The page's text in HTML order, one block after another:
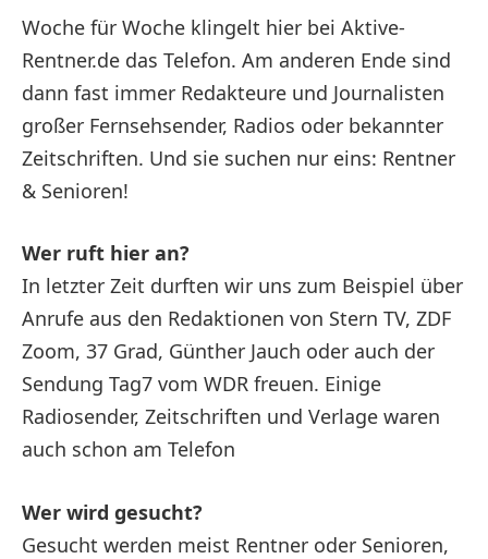
Woche für Woche klingelt hier bei Aktive-
Rentner.de das Telefon. Am anderen Ende sind
dann fast immer Redakteure und Journalisten
großer Fernsehsender, Radios oder bekannter
Zeitschriften. Und sie suchen nur eins: Rentner
& Senioren!
Wer ruft hier an?
In letzter Zeit durften wir uns zum Beispiel über
Anrufe aus den Redaktionen von Stern TV, ZDF
Zoom, 37 Grad, Günther Jauch oder auch der
Sendung Tag7 vom WDR freuen. Einige
Radiosender, Zeitschriften und Verlage waren
auch schon am Telefon
Wer wird gesucht?
Gesucht werden meist Rentner oder Senioren,